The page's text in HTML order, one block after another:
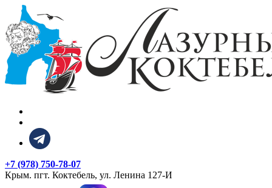
+7 (978) 750-78-07
Крым. пгт. Коктебель, ул. Ленина 127-И